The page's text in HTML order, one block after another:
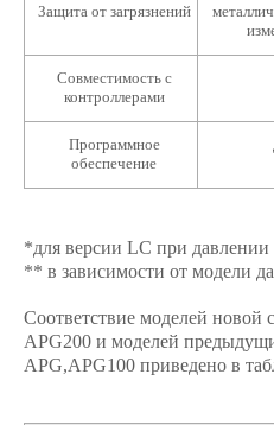
Защита от загрязнений
Совместимость с
контроллерами
Программное
обеспечение
*для версии LC при
** в зависимости от модели
Соответствие моделей новой
APG200 и моделей
APG,APG100 приведено в